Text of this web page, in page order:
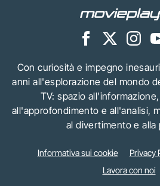
Con curiosità e impegno
anni all'esplorazione del mondo
TV: spazio
all'approfondimento e all'analisi,
al divertimento e alla
Informativa sui cookie Privacy
Lavora con noi